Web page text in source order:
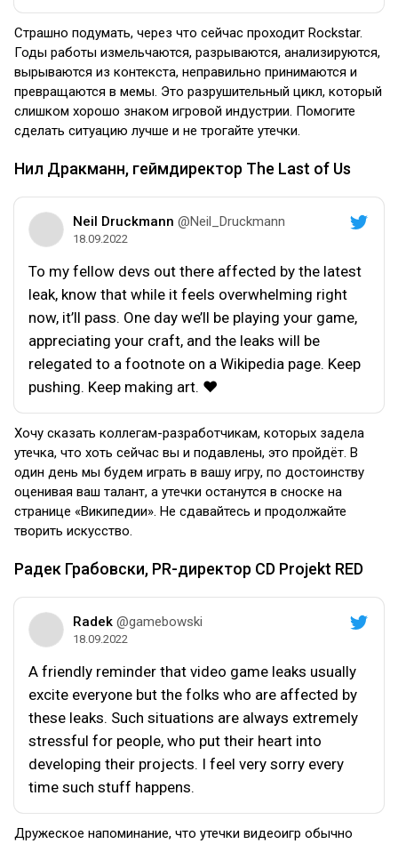
Страшно подумать, через что сейчас проходит Rockstar.
Годы работы измельчаются, разрываются, анализируются,
вырываются из контекста, неправильно принимаются и
превращаются в мемы. Это разрушительный цикл, который
слишком хорошо знаком игровой индустрии. Помогите
сделать ситуацию лучше и не трогайте утечки.
Нил Дракманн, геймдиректор The Last of Us
Neil Druckmann @Neil_Druckmann
18.09.2022
To my fellow devs out there affected by the latest
leak, know that while it feels overwhelming right
now, it’ll pass. One day we’ll be playing your game,
appreciating your craft, and the leaks will be
relegated to a footnote on a Wikipedia page. Keep
pushing. Keep making art. ♥
Хочу сказать коллегам-разработчикам, которых задела
утечка, что хоть сейчас вы и подавлены, это пройдёт. В
один день мы будем играть в вашу игру, по достоинству
оценивая ваш талант, а утечки останутся в сноске на
странице «Википедии». Не сдавайтесь и продолжайте
творить искусство.
Радек Грабовски, PR-директор CD Projekt RED
Radek @gamebowski
18.09.2022
A friendly reminder that video game leaks usually
excite everyone but the folks who are affected by
these leaks. Such situations are always extremely
stressful for people, who put their heart into
developing their projects. I feel very sorry every
time such stuff happens.
Дружеское напоминание, что утечки видеоигр обычно